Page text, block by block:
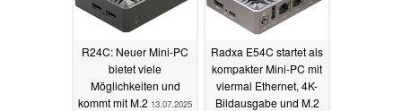
R24C: Neuer Mini-PC
bietet viele
Möglichkeiten und
kommt mit M.2 13.07.2025
Radxa E54C startet als
kompakter Mini-PC mit
viermal Ethernet, 4K-
Bildausgabe und M.2